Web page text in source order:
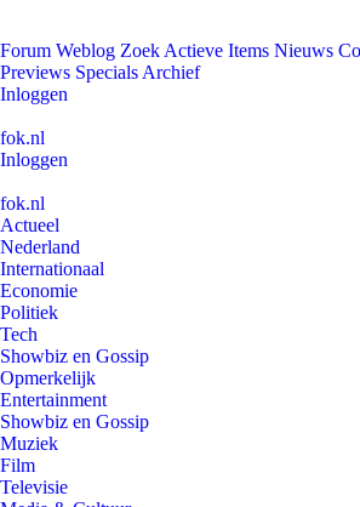
Forum Weblog Zoek Actieve Items Nieuws
Previews Specials Archief
Inloggen
fok.nl
Inloggen
fok.nl
Actueel
Nederland
Internationaal
Economie
Politiek
Tech
Showbiz en Gossip
Opmerkelijk
Entertainment
Showbiz en Gossip
Muziek
Film
Televisie